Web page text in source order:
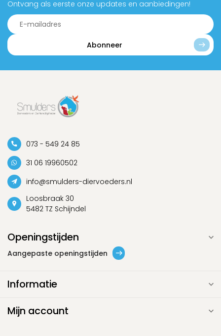
Ontvang als eerste onze updates en aanbiedingen!
Abonneer
073 - 549 24 85
31 06 19960502
info@smulders-diervoeders.nl
Loosbraak 30
5482 TZ Schijndel
Openingstijden
Aangepaste openingstijden
Informatie
Mijn account